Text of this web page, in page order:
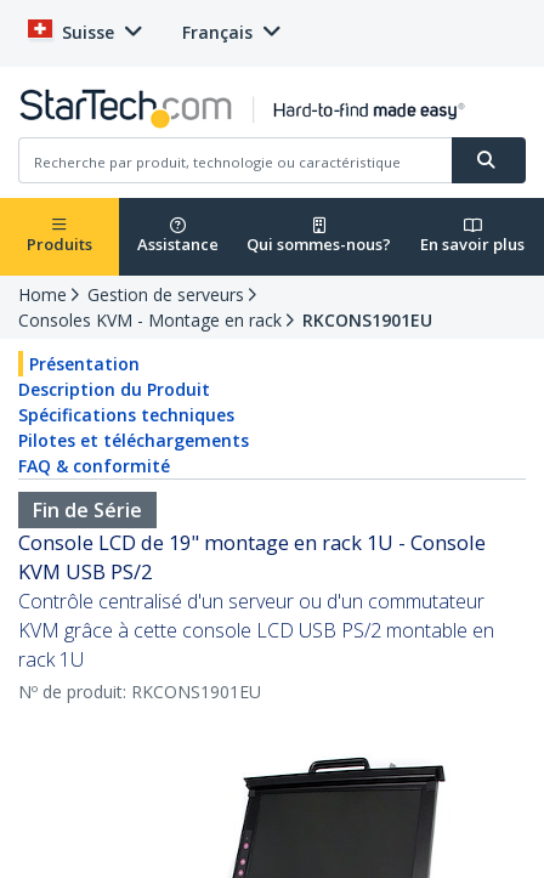
Suisse Français
Produits Assistance Qui sommes-nous? En savoir plus
Home
Gestion de serveurs
Consoles KVM - Montage en rack
RKCONS1901EU
Présentation
Description du Produit
Spécifications techniques
Pilotes et téléchargements
FAQ & conformité
Fin de Série
Console LCD de 19" montage en rack 1U - Console
KVM USB PS/2
Contrôle centralisé d'un serveur ou d'un commutateur
KVM grâce à cette console LCD USB PS/2 montable en
rack 1U
Nº de produit: RKCONS1901EU